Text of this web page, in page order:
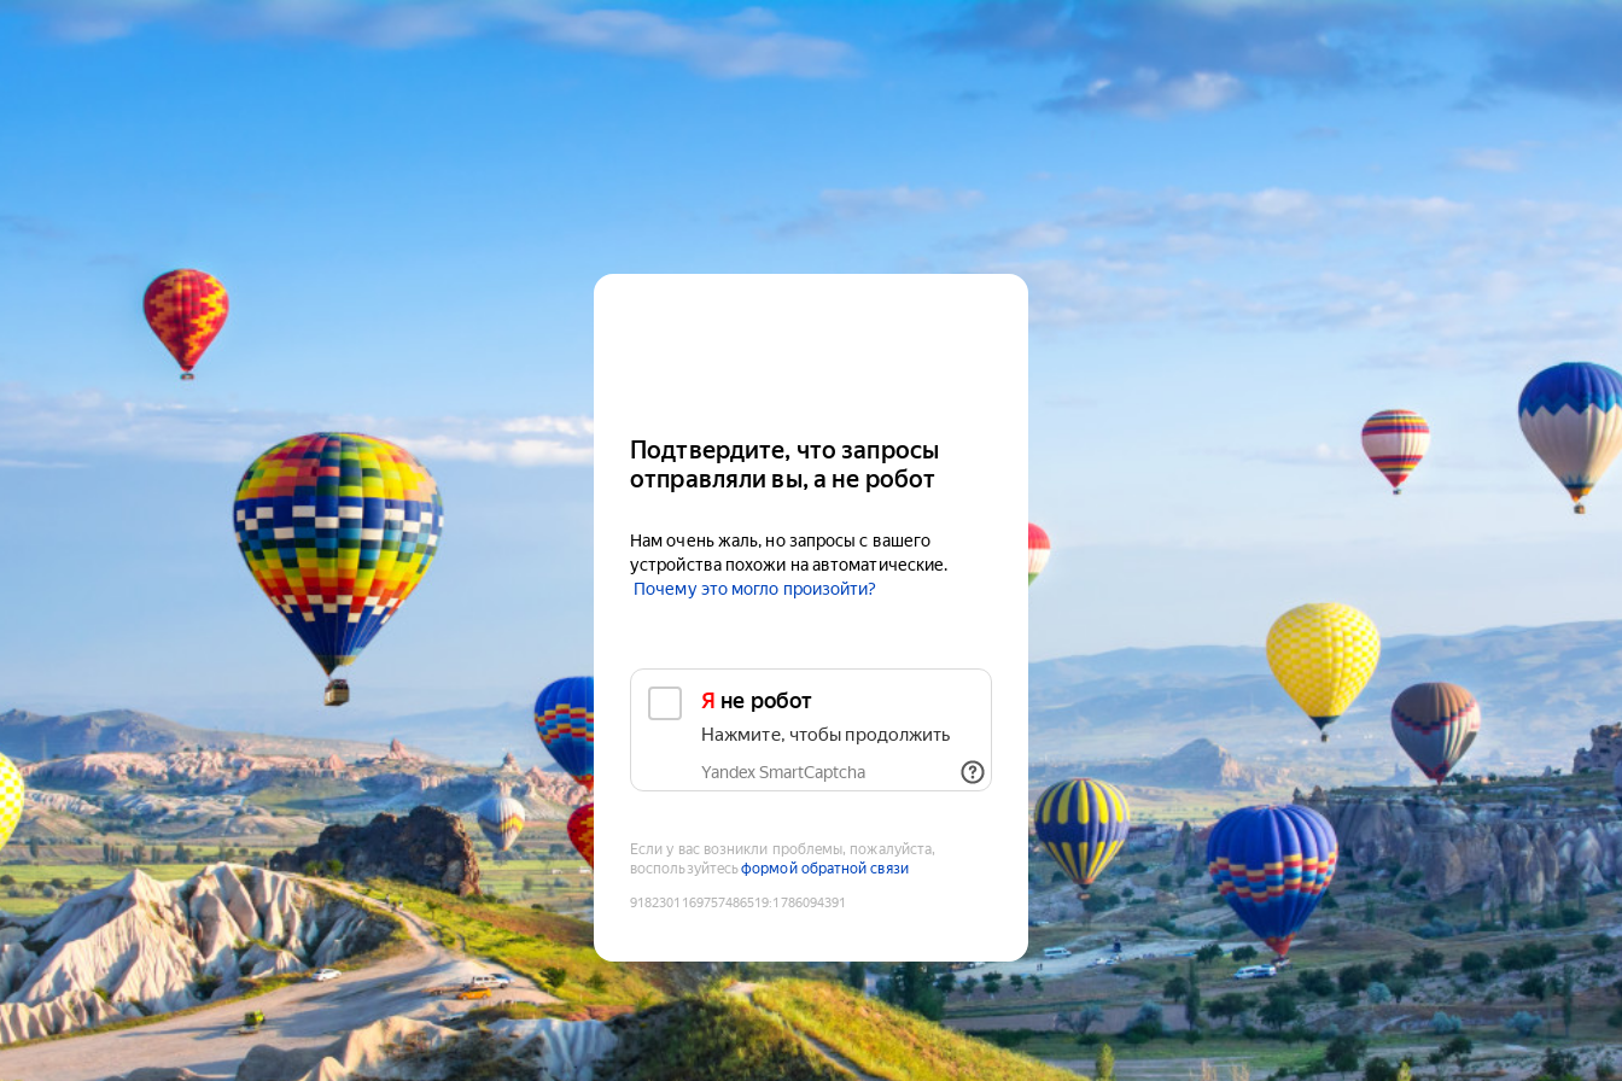
Подтвердите, что запросы
отправляли вы, а не робот
Нам очень жаль, но запросы с вашего
устройства похожи на автоматические.
Почему это могло произойти?
Я не робот
Нажмите, чтобы продолжить
Yandex SmartCaptcha
Если у вас возникли проблемы, пожалуйста,
воспользуйтесьформой обратной связи
9182301169757486519:1786094391